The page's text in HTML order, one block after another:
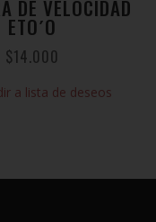
DE VELOCIDAD
ETO´O
$14.000
a lista de deseos